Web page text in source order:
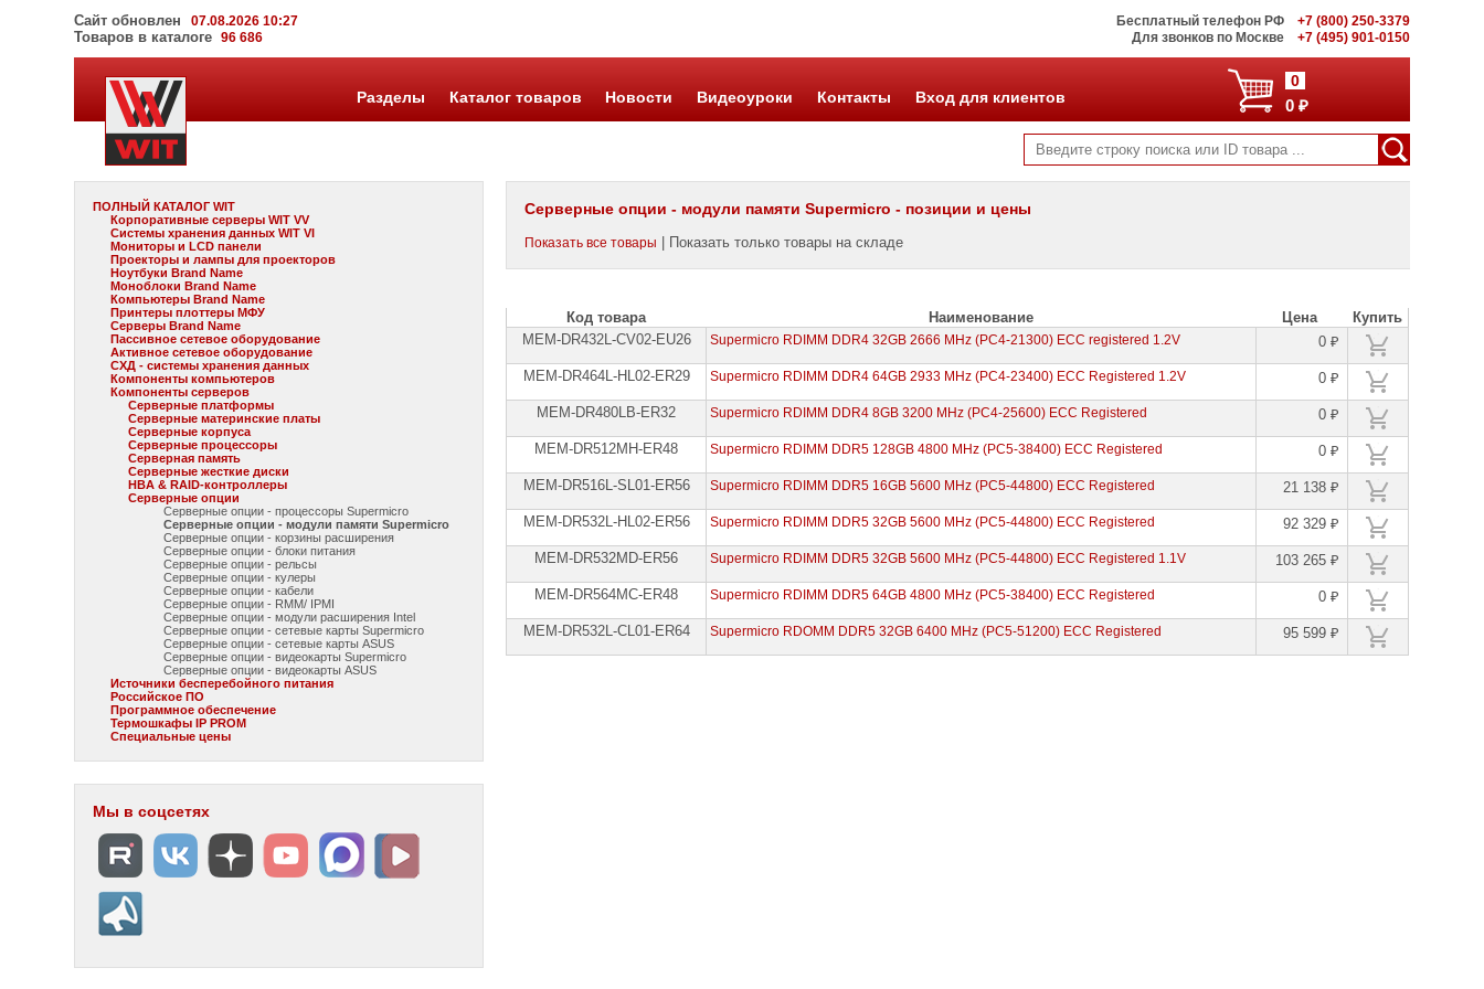
Сайт обновлен 07.08.2026 10:27
Товаров в каталоге96 686
Бесплатный телефон РФ
+7 (800) 250-3379
Для звонков по Москве
+7 (495) 901-0150
0
0 ₽
Разделы Каталог товаров Новости Видеоуроки Контакты Вход для клиентов
ПОЛНЫЙ КАТАЛОГ WIT
Корпоративные серверы WIT VV
Системы хранения данных WIT VI
Мониторы и LCD панели
Проекторы и лампы для проекторов
Ноутбуки Brand Name
Моноблоки Brand Name
Компьютеры Brand Name
Принтеры плоттеры МФУ
Серверы Brand Name
Пассивное сетевое оборудование
Активное сетевое оборудование
СХД - системы хранения данных
Компоненты компьютеров
Компоненты серверов
Серверные платформы
Серверные материнские платы
Серверные корпуса
Серверные процессоры
Серверная память
Серверные жесткие диски
HBA & RAID-контроллеры
Серверные опции
Серверные опции - процессоры Supermicro
Серверные опции - модули памяти Supermicro
Серверные опции - корзины расширения
Серверные опции - блоки питания
Серверные опции - рельсы
Серверные опции - кулеры
Серверные опции - кабели
Серверные опции - RMM/ IPMI
Серверные опции - модули расширения Intel
Серверные опции - сетевые карты Supermicro
Серверные опции - сетевые карты ASUS
Серверные опции - видеокарты Supermicro
Серверные опции - видеокарты ASUS
Источники бесперебойного питания
Российское ПО
Программное обеспечение
Термошкафы IP PROM
Специальные цены
Мы в соцсетях
Серверные опции - модули памяти Supermicro - позиции и цены
Показать все товары | Показать только товары на складе
Код товара Наименование Цена
Купить
MEM-DR432L-CV02-EU26
Supermicro RDIMM DDR4 32GB 2666 MHz (PC4-21300) ECC registered 1.2V 0 ₽
MEM-DR464L-HL02-ER29 Supermicro RDIMM DDR4 64GB 2933 MHz (PC4-23400) ECC Registered 1.2V 0 ₽
MEM-DR480LB-ER32 Supermicro RDIMM DDR4 8GB 3200 MHz (PC4-25600) ECC Registered 0 ₽
MEM-DR512MH-ER48 Supermicro RDIMM DDR5 128GB 4800 MHz (PC5-38400) ECC Registered 0 ₽
MEM-DR516L-SL01-ER56 Supermicro RDIMM DDR5 16GB 5600 MHz (PC5-44800) ECC Registered 21 138 ₽
MEM-DR532L-HL02-ER56 Supermicro RDIMM DDR5 32GB 5600 MHz (PC5-44800) ECC Registered 92 329 ₽
MEM-DR532MD-ER56 Supermicro RDIMM DDR5 32GB 5600 MHz (PC5-44800) ECC Registered 1.1V 103 265 ₽
MEM-DR564MC-ER48 Supermicro RDIMM DDR5 64GB 4800 MHz (PC5-38400) ECC Registered 0 ₽
MEM-DR532L-CL01-ER64 Supermicro RDOMM DDR5 32GB 6400 MHz (PC5-51200) ECC Registered 95 599 ₽